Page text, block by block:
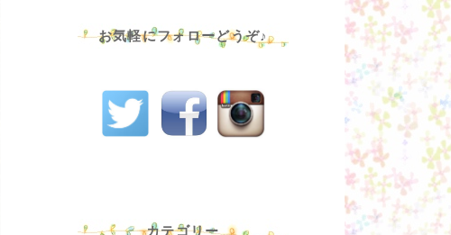
お気軽にフォローどうぞ♪
カテゴリー